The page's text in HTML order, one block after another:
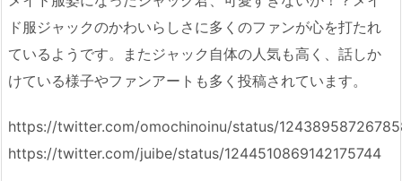
ド服ジャックのかわいらしさに多くのファンが心を打たれ
ているようです。またジャック自体の人気も高く、話しか
けている様子やファンアートも多く投稿されています。
https://twitter.com/omochinoinu/status/
https://twitter.com/juibe/status/1244510869142175744